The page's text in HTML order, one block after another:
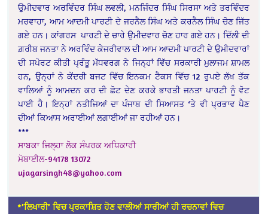
ਉਮੀਦਵਾਰ ਅਰਵਿੰਦਰ ਸਿੰਘ ਲਵਲੀ, ਮਨਜਿੰਦਰ ਸਿੰਘ ਸਿਰਸਾ ਅਤੇ ਤਰਵਿੰਦਰ
ਮਰਵਾਹਾ, ਆਮ ਆਦਮੀ ਪਾਰਟੀ ਦੇ ਜਰਨੈਲ ਸਿੰਘ ਅਤੇ ਕਰਨੈਲ ਸਿੰਘ ਚੋਣ ਜਿੱਤ
ਗਏ ਹਨ। ਕਾਂਗਰਸ ਪਾਰਟੀ ਦੇ ਚਾਰੇ ਉਮੀਦਵਾਰ ਚੋਣ ਹਾਰ ਗਏ ਹਨ। ਦਿੱਲੀ ਦੀ
ਗ਼ਰੀਬ ਜਨਤਾ ਨੇ ਅਰਵਿੰਦ ਕੇਜਰੀਵਾਲ ਦੀ ਆਮ ਆਦਮੀ ਪਾਰਟੀ ਦੇ ਉਮੀਦਵਾਰਾਂ
ਦੀ ਸਪੋਰਟ ਕੀਤੀ ਪ੍ਰੰਤੂ ਮੱਧਵਰਗ ਨੇ ਜਿਨ੍ਹਾਂ ਵਿੱਚ ਸਰਕਾਰੀ ਮੁਲਾਜਮ ਸ਼ਾਮਲ
ਹਨ, ਉਨ੍ਹਾਂ ਨੇ ਕੇਂਦਰੀ ਬਜਟ ਵਿੱਚ ਇਨਕਮ ਟੈਕਸ ਵਿੱਚ 12 ਰੁਪਏ ਲੱਖ ਤੱਕ
ਵਾਲਿਆਂ ਨੂੰ ਆਮਦਨ ਕਰ ਦੀ ਛੋਟ ਦੇਣ ਕਰਕੇ ਭਾਰਤੀ ਜਨਤਾ ਪਾਰਟੀ ਨੂੰ ਵੋਟ
ਪਾਈ ਹੈ। ਇਨ੍ਹਾਂ ਨਤੀਜਿਆਂ ਦਾ ਪੰਜਾਬ ਦੀ ਸਿਆਸਤ ‘ਤੇ ਵੀ ਪ੍ਰਭਾਵ ਪੈਣ
ਦੀਆਂ ਕਿਆਸ ਅਰਾਈਆਂ ਲਗਾਈਆਂ ਜਾ ਰਹੀਆਂ ਹਨ।
***
ਸਾਬਕਾ ਜਿਲ੍ਹਾ ਲੋਕ ਸੰਪਰਕ ਅਧਿਕਾਰੀ
ਮੋਬਾਈਲ-94178 13072
ujagarsingh48@yahoo.com
*’ਲਿਖਾਰੀ’ ਵਿਚ ਪ੍ਰਕਾਸ਼ਿਤ ਹੋਣ ਵਾਲੀਆਂ ਸਾਰੀਆਂ ਹੀ ਰਚਨਾਵਾਂ ਵਿਚ